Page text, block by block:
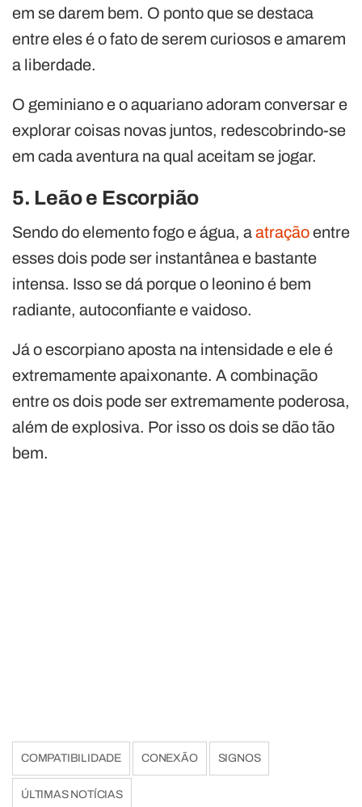
em se darem bem. O ponto que se destaca
entre eles é o fato de serem curiosos e amarem
a liberdade.
O geminiano e o aquariano adoram conversar e
explorar coisas novas juntos, redescobrindo-se
em cada aventura na qual aceitam se jogar.
5. Leão e Escorpião
Sendo do elemento fogo e água, aatraçãoentre
esses dois pode ser instantânea e bastante
intensa. Isso se dá porque o leonino é bem
radiante, autoconfiante e vaidoso.
Já o escorpiano aposta na intensidade e ele é
extremamente apaixonante. A combinação
entre os dois pode ser extremamente poderosa,
além de explosiva. Por isso os dois se dão tão
bem.
COMPATIBILIDADE CONEXÃO SIGNOS
ÚLTIMAS NOTÍCIAS